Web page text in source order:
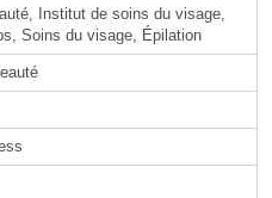
Institut de soins du visage,
Soins du visage, Épilation